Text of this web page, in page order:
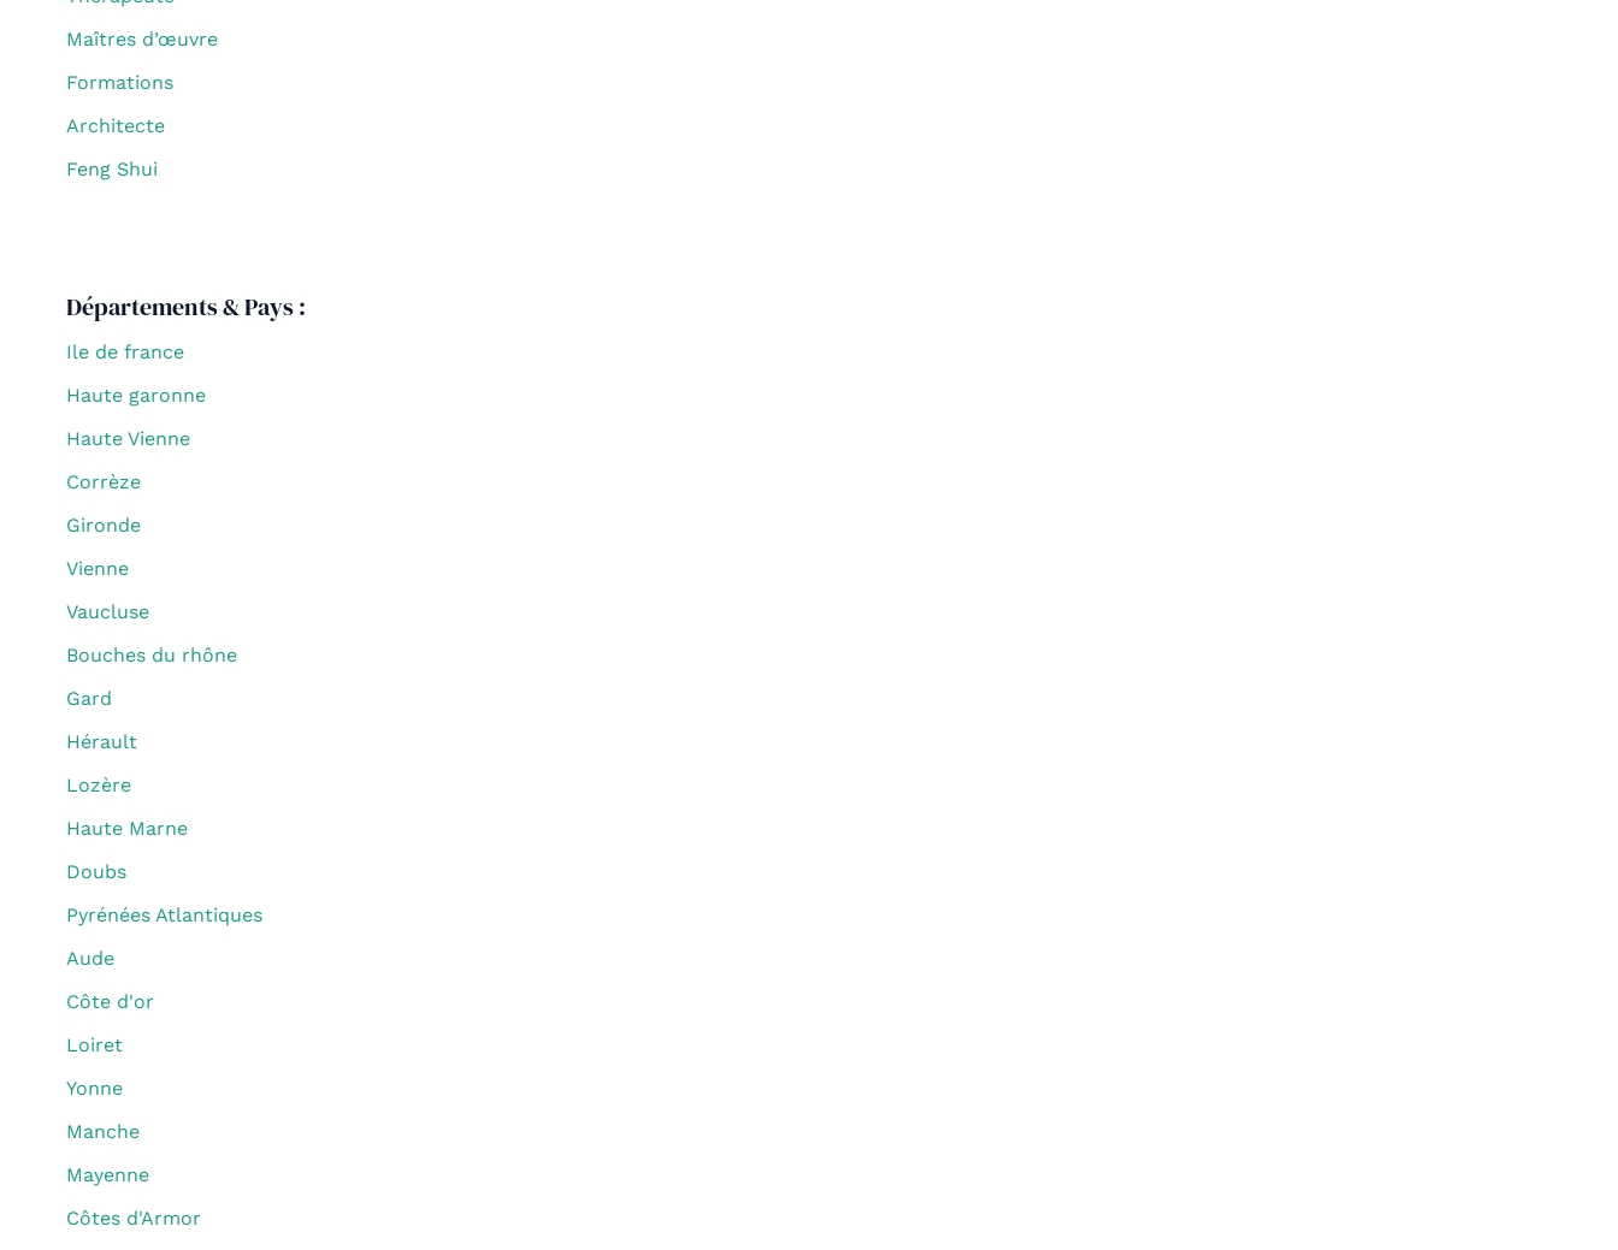
Maîtres d’œuvre
Formations
Architecte
Feng Shui
Départements & Pays :
Ile de france
Haute garonne
Haute Vienne
Corrèze
Gironde
Vienne
Vaucluse
Bouches du rhône
Gard
Hérault
Lozère
Haute Marne
Doubs
Pyrénées Atlantiques
Aude
Côte d'or
Loiret
Yonne
Manche
Mayenne
Côtes d'Armor